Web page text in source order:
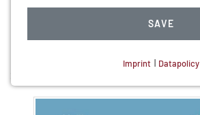
PerspektivenSAVE
Imprint | Datapolicy